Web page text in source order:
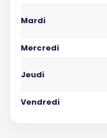
Mardi
Mercredi
Jeudi
Vendredi